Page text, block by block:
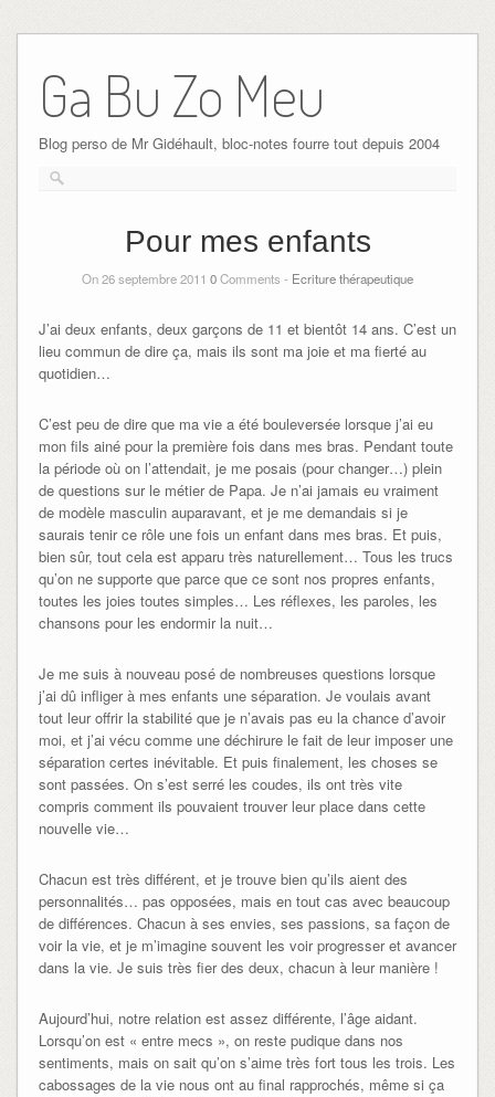
Ga Bu Zo Meu
Blog perso de Mr Gidéhault, bloc-notes fourre tout depuis 2004
Pour mes enfants
On 26 septembre 2011 0Comments - Ecriture thérapeutique
J’ai deux enfants, deux garçons de 11 et bientôt 14 ans. C’est un
lieu commun de dire ça, mais ils sont ma joie et ma fierté au
quotidien…
C’est peu de dire que ma vie a été bouleversée lorsque j’ai eu
mon fils ainé pour la première fois dans mes bras. Pendant toute
la période où on l’attendait, je me posais (pour changer…) plein
de questions sur le métier de Papa. Je n’ai jamais eu vraiment
de modèle masculin auparavant, et je me demandais si je
saurais tenir ce rôle une fois un enfant dans mes bras. Et puis,
bien sûr, tout cela est apparu très naturellement… Tous les trucs
qu’on ne supporte que parce que ce sont nos propres enfants,
toutes les joies toutes simples… Les réflexes, les paroles, les
chansons pour les endormir la nuit…
Je me suis à nouveau posé de nombreuses questions lorsque
j’ai dû infliger à mes enfants une séparation. Je voulais avant
tout leur offrir la stabilité que je n’avais pas eu la chance d’avoir
moi, et j’ai vécu comme une déchirure le fait de leur imposer une
séparation certes inévitable. Et puis finalement, les choses se
sont passées. On s’est serré les coudes, ils ont très vite
compris comment ils pouvaient trouver leur place dans cette
nouvelle vie…
Chacun est très différent, et je trouve bien qu’ils aient des
personnalités… pas opposées, mais en tout cas avec beaucoup
de différences. Chacun à ses envies, ses passions, sa façon de
voir la vie, et je m’imagine souvent les voir progresser et avancer
dans la vie. Je suis très fier des deux, chacun à leur manière !
Aujourd’hui, notre relation est assez différente, l’âge aidant.
Lorsqu’on est « entre mecs », on reste pudique dans nos
sentiments, mais on sait qu’on s’aime très fort tous les trois. Les
cabossages de la vie nous ont au final rapprochés, même si ça